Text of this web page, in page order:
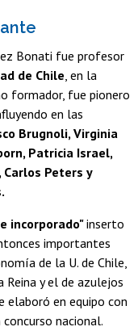
Bonati fue profesor
de Chile, en la
formador, fue pionero
en las
Brugnoli, Virginia
Patricia Israel,
Carlos Peters y
incorporado"inserto
importantes
de la U. de Chile,
y el de azulejos
elaboró en equipo con
nacional.